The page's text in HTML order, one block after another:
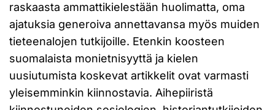
raskaasta ammattikielestään huolimatta, oma
ajatuksia generoiva annettavansa myös muiden
tieteenalojen tutkijoille. Etenkin koosteen
suomalaista monietnisyyttä ja kielen
uusiutumista koskevat artikkelit ovat varmasti
yleisemminkin kiinnostavia. Aihepiiristä